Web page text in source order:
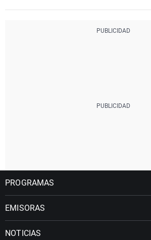
PROGRAMAS
EMISORAS
NOTICIAS